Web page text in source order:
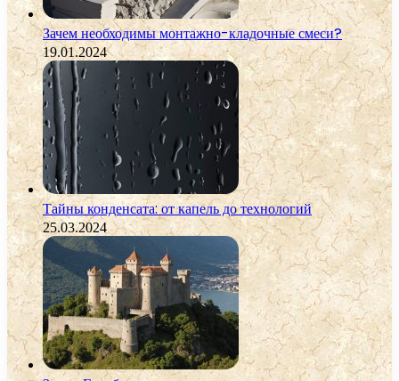
Зачем необходимы монтажно-кладочные смеси?
19.01.2024
Тайны конденсата: от капель до технологий
25.03.2024